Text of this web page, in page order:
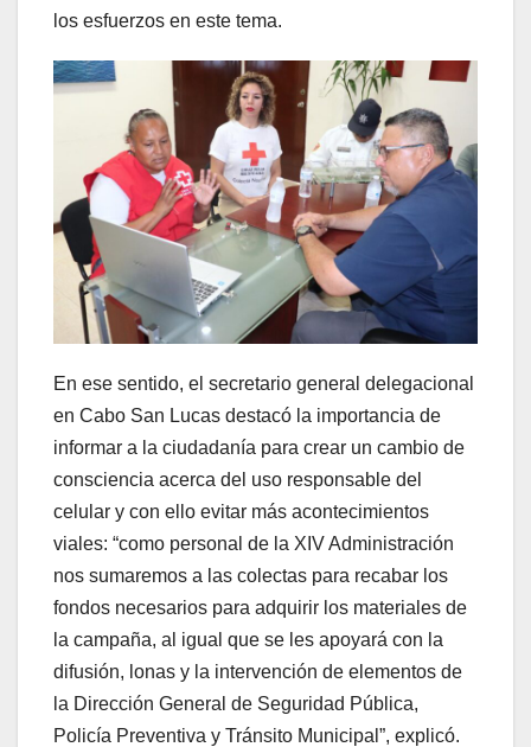
los esfuerzos en este tema.
En ese sentido, el secretario general delegacional
en Cabo San Lucas destacó la importancia de
informar a la ciudadanía para crear un cambio de
consciencia acerca del uso responsable del
celular y con ello evitar más acontecimientos
viales: “como personal de la XIV Administración
nos sumaremos a las colectas para recabar los
fondos necesarios para adquirir los materiales de
la campaña, al igual que se les apoyará con la
difusión, lonas y la intervención de elementos de
la Dirección General de Seguridad Pública,
Policía Preventiva y Tránsito Municipal”, explicó.